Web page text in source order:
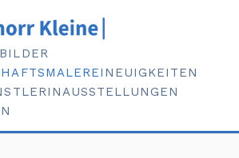
NEUIGKEITEN
AUSSTELLUNGEN